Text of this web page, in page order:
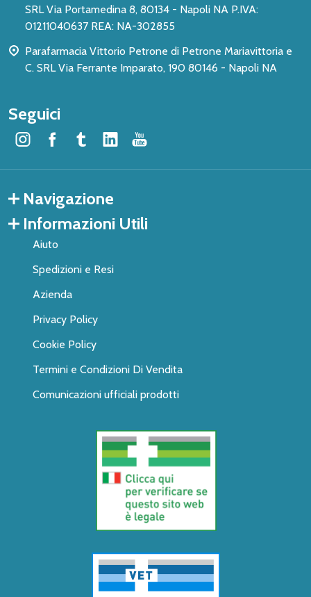
SRL Via Portamedina 8, 80134 - Napoli NA P.IVA:
01211040637 REA: NA-302855
Parafarmacia Vittorio Petrone di Petrone Mariavittoria e
C. SRL Via Ferrante Imparato, 190 80146 - Napoli NA
Seguici
Navigazione
Informazioni Utili
Aiuto
Spedizioni e Resi
Azienda
Privacy Policy
Cookie Policy
Termini e Condizioni Di Vendita
Comunicazioni ufficiali prodotti